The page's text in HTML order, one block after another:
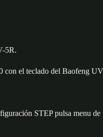
5R.
con el teclado del Baofeng
STEP pulsa menu